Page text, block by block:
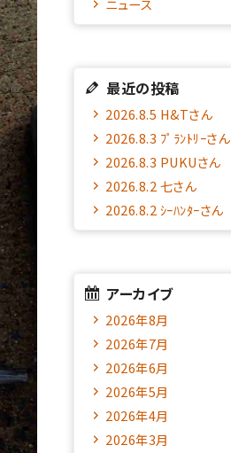
ニュース
最近の投稿
2026.8.5 H&Tさん
2026.8.3 ﾌﾟﾗﾝﾄﾘｰさん
2026.8.3 PUKUさん
2026.8.2 七さん
2026.8.2 ｼｰﾊﾝﾀｰさん
アーカイブ
2026年8月
2026年7月
2026年6月
2026年5月
2026年4月
2026年3月